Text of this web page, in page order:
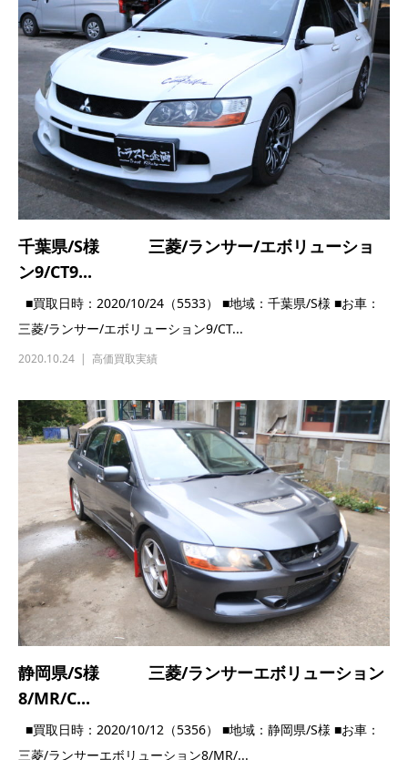
千葉県/S様 三菱/ランサー/エボリューショ
ン9/CT9...
■買取日時：2020/10/24（5533） ■地域：千葉県/S様 ■お車：
三菱/ランサー/エボリューション9/CT...
2020.10.24 高価買取実績
静岡県/S様 三菱/ランサーエボリューション
8/MR/C...
■買取日時：2020/10/12（5356） ■地域：静岡県/S様 ■お車：
三菱/ランサーエボリューション8/MR/...
2020.10.12 高価買取実績